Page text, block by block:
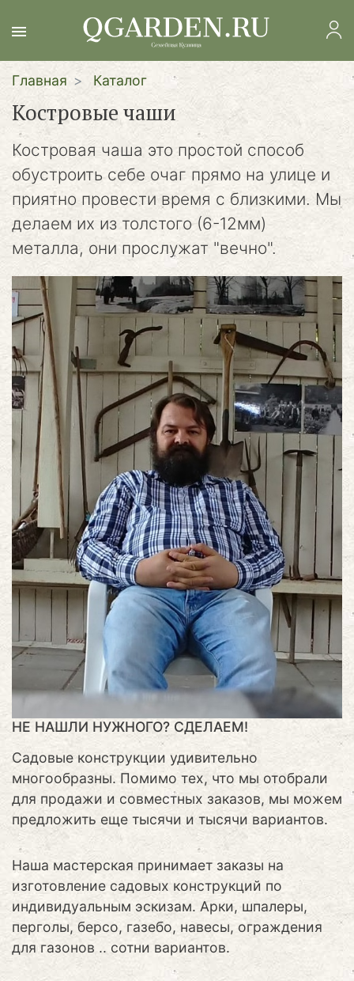
к
Главная Каталог
Костровые чаши
Костровая чаша это простой способ
обустроить себе очаг прямо на улице и
приятно провести время с близкими. Мы
делаем их из толстого (6-12мм)
металла, они прослужат "вечно".
НЕ НАШЛИ НУЖНОГО? СДЕЛАЕМ!
Садовые конструкции удивительно
многообразны. Помимо тех, что мы отобрали
для продажи и совместных заказов, мы можем
предложить еще тысячи и тысячи вариантов.
Наша мастерская принимает заказы на
изготовление садовых конструкций по
индивидуальным эскизам. Арки, шпалеры,
перголы, берсо, газебо, навесы, ограждения
для газонов .. сотни вариантов.